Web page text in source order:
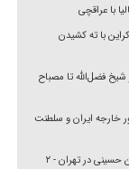
با عراقچی
با ته کشیدن
شیخ فضل‌الله تا مصباح
خارجه ایران و سلطنت
حسینی در تهران - ۲